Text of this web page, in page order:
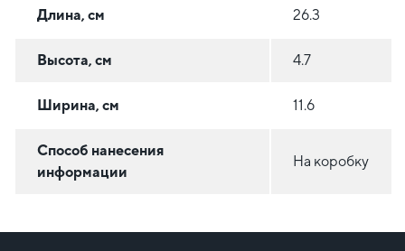
Длина, см 26.3
Высота, см 4.7
Ширина, см 11.6
Способ нанесения
информации
На коробку